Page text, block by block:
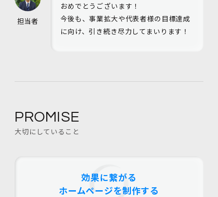
担当者
おめでとうございます！
今後も、事業拡大や代表者様の目標達成
に向け、引き続き尽力してまいります！
PROMISE
大切にしていること
効果に繋がる
ホームページを制作する